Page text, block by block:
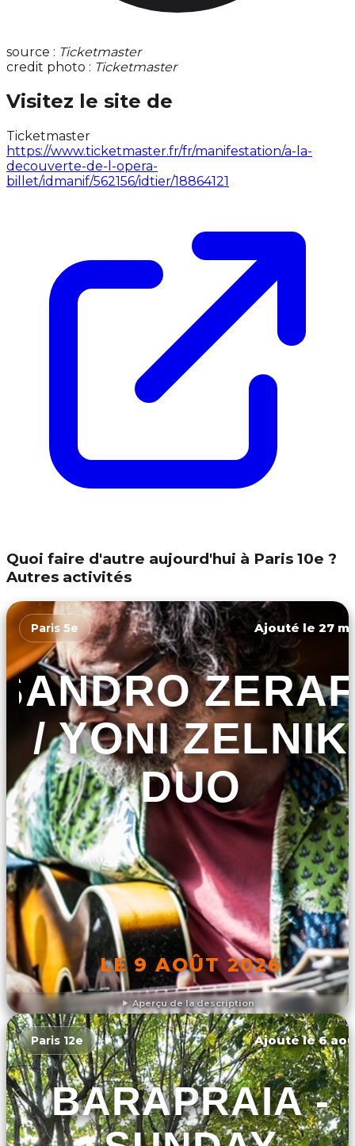
source : Ticketmaster
credit photo : Ticketmaster
Visitez le site de
Ticketmaster
https://www.ticketmaster.fr/fr/manifestation/a-la-
decouverte-de-l-opera-
billet/idmanif/562156/idtier/18864121
Quoi faire d'autre aujourd'hui à Paris 10e ?
Autres activités
Aperçu de la description
Paris 5e Ajouté le 27
/ YONI ZELNIK
DUO
LE 9 AOÛT 2026
DÉCOUVRIR L'ÉVÉNEMENT
Paris 12e Ajouté le 6
BARAPRAIA -